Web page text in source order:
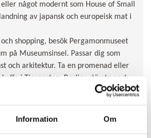
Information Om
något modernt som House of Small
av japansk och europeisk mat i
shopping, besök Pergamonmuseet
på Museumsinsel. Passar dig som
och arkitektur. Ta en promenad eller
i Tiergarten, Berlins största park –
vila innan kvällen.
middag på hotellet. För dig som
så tipsar vi om att se en show på